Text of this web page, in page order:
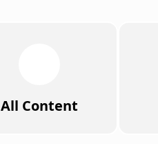
All Content